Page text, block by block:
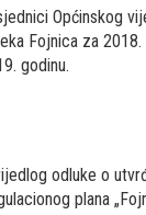
Općinskog
Fojnica za
godinu.
odluke o
plana